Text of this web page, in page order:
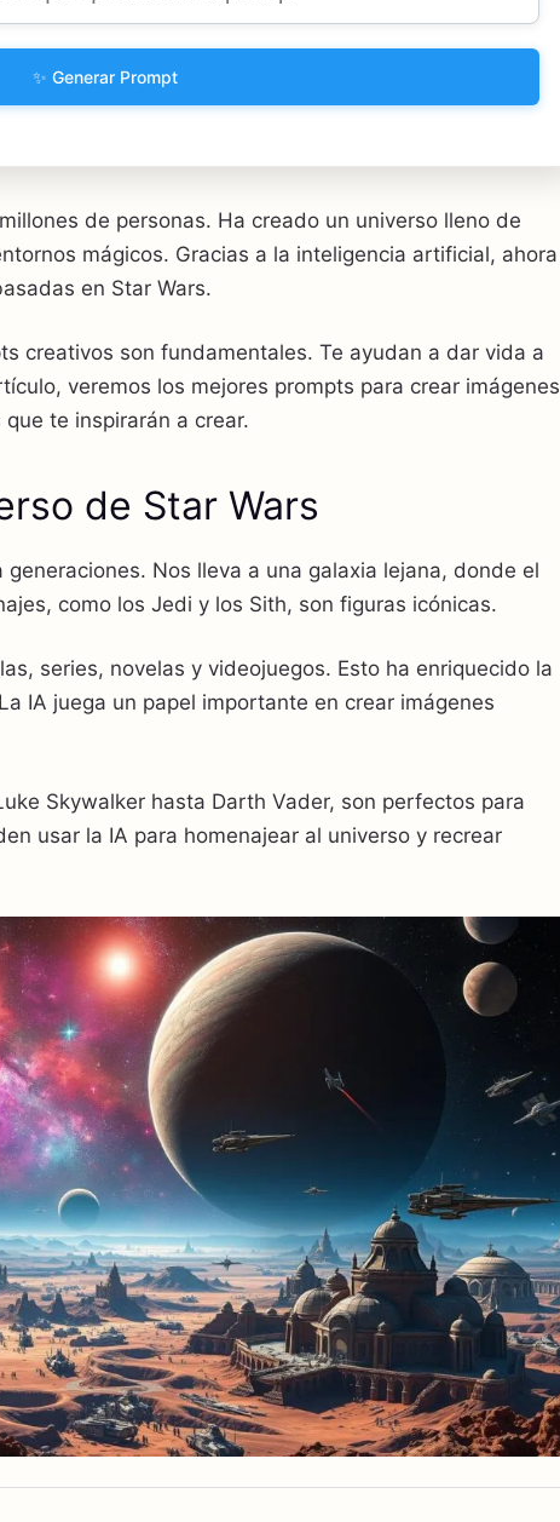
✨ Generar Prompt
de personas. Ha creado un universo lleno de
mágicos. Gracias a la inteligencia artificial, ahora
en Star Wars.
creativos son fundamentales. Te ayudan a dar vida a
veremos los mejores prompts para crear imágenes
te inspirarán a crear.
de Star Wars
Nos lleva a una galaxia lejana, donde el
como los Jedi y los Sith, son figuras icónicas.
series, novelas y videojuegos. Esto ha enriquecido la
IA juega un papel importante en crear imágenes
Skywalker hasta Darth Vader, son perfectos para
usar la IA para homenajear al universo y recrear